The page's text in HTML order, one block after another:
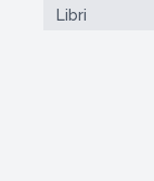
Libri